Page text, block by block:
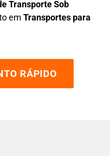
Transporte Sob
em Transportes para
RÁPIDO